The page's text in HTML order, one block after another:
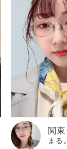
関東
まる。